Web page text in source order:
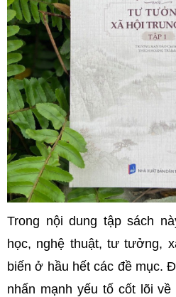
Trong nội dung tập sách
học, nghệ thuật, tư tưởng,
biến ở hầu hết các đề mục.
nhấn mạnh yếu tố cốt lõi